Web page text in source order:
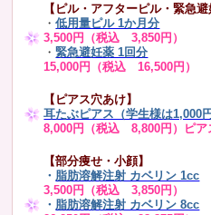
【ピル・アフターピル・緊急避
・低用量ピル 1か月分
3,500円（税込 3,850円）
・緊急避妊薬 1回分
15,000円（税込 16,500円）
【ピアス穴あけ】
耳たぶピアス（学生様は1,000
8,000円（税込 8,800円）ピア
【部分痩せ・小顔】
・ 脂肪溶解注射 カベリン 1cc
3,500円（税込 3,850円）
・ 脂肪溶解注射 カベリン 8cc